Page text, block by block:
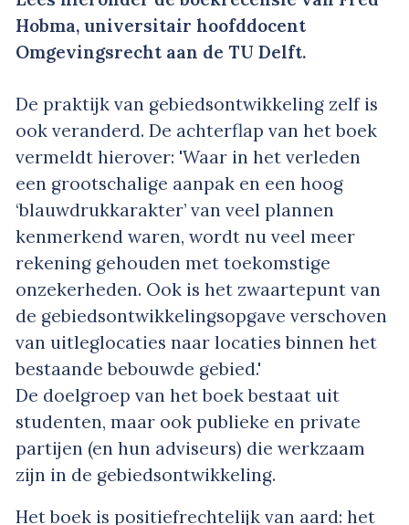
Hobma, universitair hoofddocent
Omgevingsrecht aan de TU Delft.
De praktijk van gebiedsontwikkeling zelf is
ook veranderd. De achterflap van het boek
vermeldt hierover: 'Waar in het verleden
een grootschalige aanpak en een hoog
‘blauwdrukkarakter’ van veel plannen
kenmerkend waren, wordt nu veel meer
rekening gehouden met toekomstige
onzekerheden. Ook is het zwaartepunt van
de gebiedsontwikkelingsopgave verschoven
van uitleglocaties naar locaties binnen het
bestaande bebouwde gebied.'
De doelgroep van het boek bestaat uit
studenten, maar ook publieke en private
partijen (en hun adviseurs) die werkzaam
zijn in de gebiedsontwikkeling.
Het boek is positiefrechtelijk van aard: het